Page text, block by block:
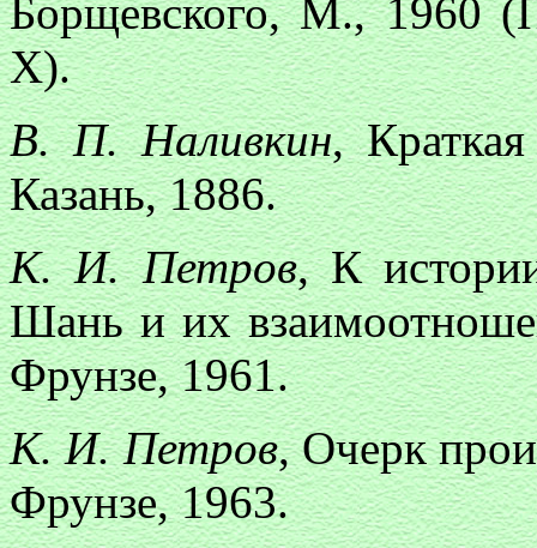
Борщевского, М., 1960
X).
В. П. Наливкин, Краткая
Казань, 1886.
К. И. Петров, К
Шань и их
Фрунзе, 1961.
К. И. Петров, Очерк
Фрунзе, 1963.